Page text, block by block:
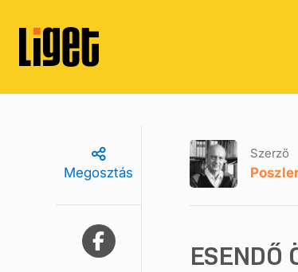
Megosztás
Szerző
ESENDŐ